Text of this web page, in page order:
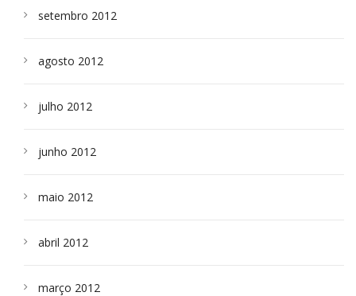
setembro 2012
agosto 2012
julho 2012
junho 2012
maio 2012
abril 2012
março 2012